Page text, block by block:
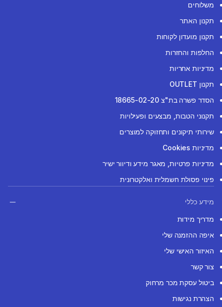
משלוחים
תקנון האתר
תקנון מועדון לקוחות
החלפות והחזרות
מדיניות אחריות
תקנון OUTLET
הסדר פשרה בת"צ 18665-02-20
תקנוני הטבות, מבצעים ופעילויות
שירותי תיקונים ותחזוקה למוצרים
מדיניות Cookies
מדיניות פרטיות, מאגר מידע ודיוור ישיר
פינוי פסולת חשמלית ואלקטרונית
מידע כללי
מדריך מידות
איפה ההזמנה שלי
האיזור האישי שלי
צור קשר
ביטול עסקת מכר מרחוק
הצהרת נגישות